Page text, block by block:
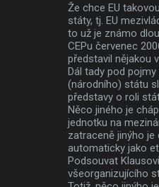
Že chce EU
státy, tj. EU
to už je známo
CEPu červenec
představil nějakou
Dál tady pod
(národního) státu
představy o roli
Něco jiného je
jednotku na
zatraceně jinýho
automaticky jako
Podsouvat
všeorganizujícího